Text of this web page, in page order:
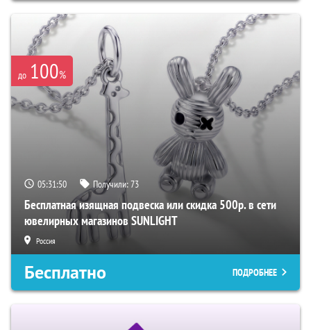
до 100%
05:31:49 Получили:73
Бесплатная изящная подвеска или скидка 500р. в сети
ювелирных магазинов SUNLIGHT
Россия
Бесплатно ПОДРОБНЕЕ